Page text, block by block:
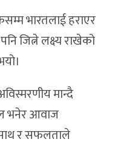
भारतलाई हराएर
जित्ने लक्ष्य राखेको
मान्दै
भनेर आवाज
साथ र सफलताले